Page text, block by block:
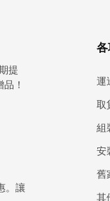
提
！
。讓
運
取
組
安
舊
其